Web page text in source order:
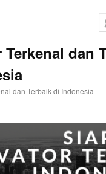
dan
dan Terbaik di Indonesia